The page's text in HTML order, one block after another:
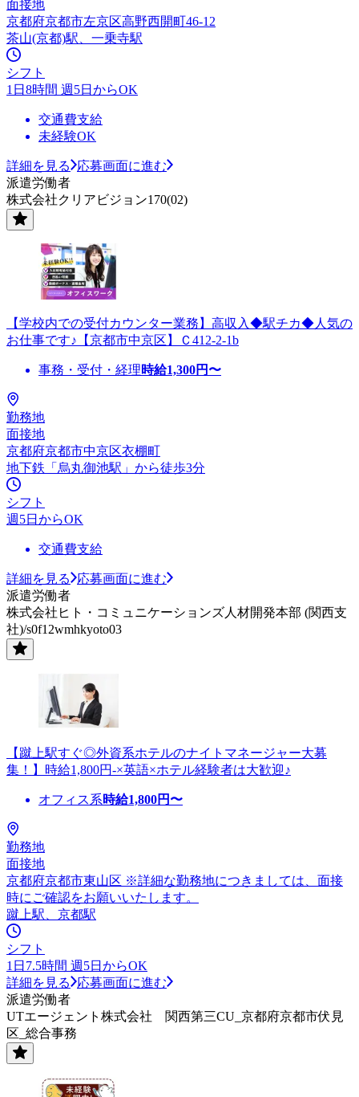
面接地
京都府京都市左京区高野西開町46-12
茶山(京都)駅、一乗寺駅
シフト
1日8時間 週5日からOK
交通費支給
未経験OK
詳細を見る
応募画面に進む
派遣労働者
株式会社クリアビジョン170(02)
【学校内での受付カウンター業務】高収入◆駅チカ◆人気の
お仕事です♪【京都市中京区】Ｃ412-2-1b
事務・受付・経理時給1,300円〜
勤務地
面接地
京都府京都市中京区衣棚町
地下鉄「烏丸御池駅」から徒歩3分
シフト
週5日からOK
交通費支給
詳細を見る
応募画面に進む
派遣労働者
株式会社ヒト・コミュニケーションズ人材開発本部 (関西支
社)/s0f12wmhkyoto03
【蹴上駅すぐ◎外資系ホテルのナイトマネージャー大募
集！】時給1,800円-×英語×ホテル経験者は大歓迎♪
オフィス系時給1,800円〜
勤務地
面接地
京都府京都市東山区 ※詳細な勤務地につきましては、面接
時にご確認をお願いいたします。
蹴上駅、京都駅
シフト
1日7.5時間 週5日からOK
詳細を見る
応募画面に進む
派遣労働者
UTエージェント株式会社 関西第三CU_京都府京都市伏見
区_総合事務